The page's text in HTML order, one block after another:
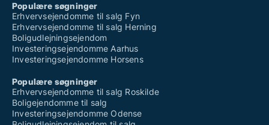
Populære søgninger
Erhvervsejendomme til salg Fyn
Erhvervsejendomme til salg Herning
Boligudlejningsejendom
Investeringsejendomme Aarhus
Investeringsejendomme Horsens
Populære søgninger
Erhvervsejendomme til salg Roskilde
Boligejendomme til salg
Investeringsejendomme Odense